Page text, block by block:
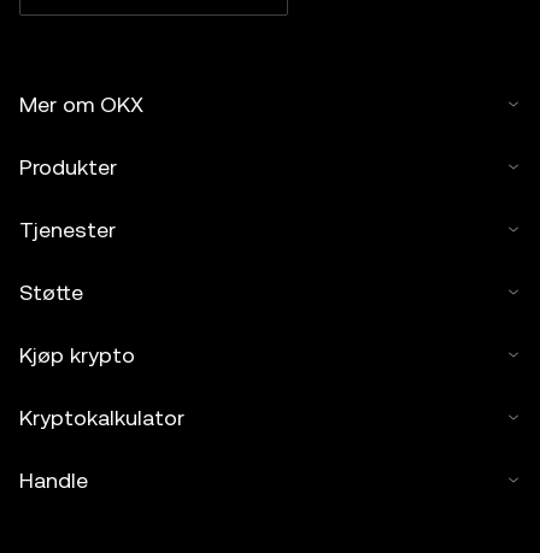
Mer om OKX
Produkter
Tjenester
Støtte
Kjøp krypto
Kryptokalkulator
Handle